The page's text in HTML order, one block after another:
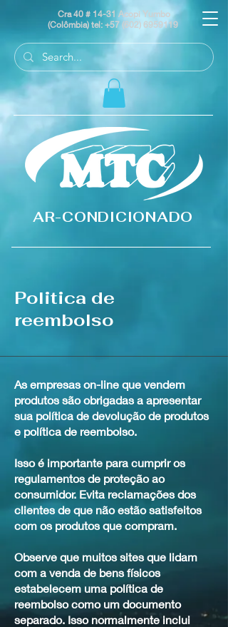
Cra 40 # 14-31 Acopi Yumbo
(Colômbia) tel: +57 (602) 6959119
AR-CONDICIONADO
Politica de
reembolso
As empresas on-line que vendem
produtos são obrigadas a apresentar
sua política de devolução de produtos
e política de reembolso.
Isso é importante para cumprir os
regulamentos de proteção ao
consumidor. Evita reclamações dos
clientes de que não estão satisfeitos
com os produtos que compram.
Observe que muitos sites que lidam
com a venda de bens físicos
estabelecem uma política de
reembolso como um documento
separado. Isso normalmente inclui